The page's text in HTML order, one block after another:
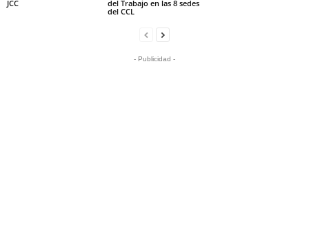
JCC
del Trabajo en las 8 sedes
del CCL
- Publicidad -